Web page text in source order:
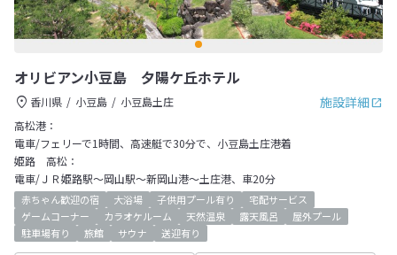
オリビアン小豆島 夕陽ケ丘ホテル
施設詳細
香川県 小豆島
小豆島土庄
高松港：
電車/フェリーで1時間、高速艇で30分で、小豆島土庄港着
姫路 高松：
電車/ＪＲ姫路駅～岡山駅～新岡山港～土庄港、車20分
赤ちゃん歓迎の宿 大浴場 子供用プール有り
宅配サービス
ゲームコーナー
カラオケルーム 天然温泉 露天風呂
屋外プール
駐車場有り
旅館 サウナ 送迎有り